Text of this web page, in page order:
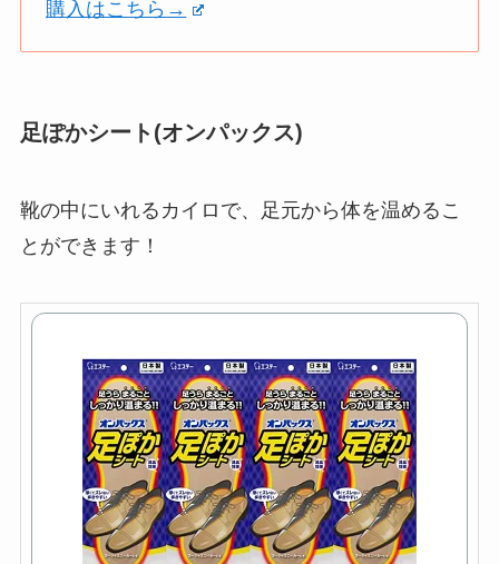
購入はこちら→
足ぽかシート(オンパックス)
靴の中にいれるカイロで、足元から体を温めるこ
とができます！